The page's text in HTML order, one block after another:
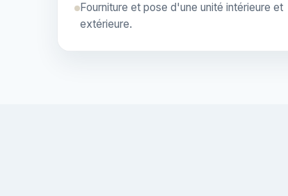
Fourniture et pose d'une unité intérieure et
extérieure.